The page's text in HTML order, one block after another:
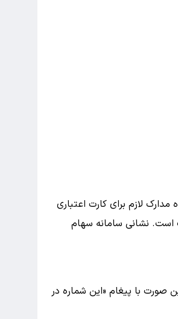
لازم برای کارت اعتباری
است. نشانی سامانه سهام
صورت با پیغام «این شماره در